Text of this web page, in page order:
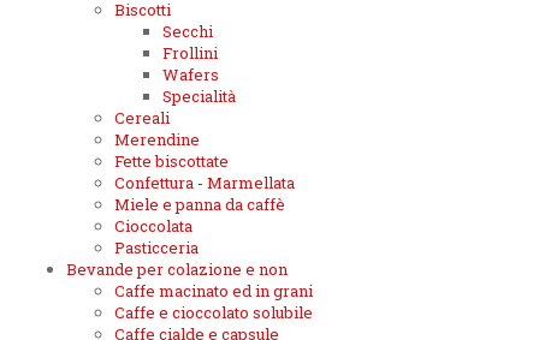
Biscotti
Secchi
Frollini
Wafers
Specialità
Cereali
Merendine
Fette biscottate
Confettura - Marmellata
Miele e panna da caffè
Cioccolata
Pasticceria
Bevande per colazione e non
Caffe macinato ed in grani
Caffe e cioccolato solubile
Caffe cialde e capsule